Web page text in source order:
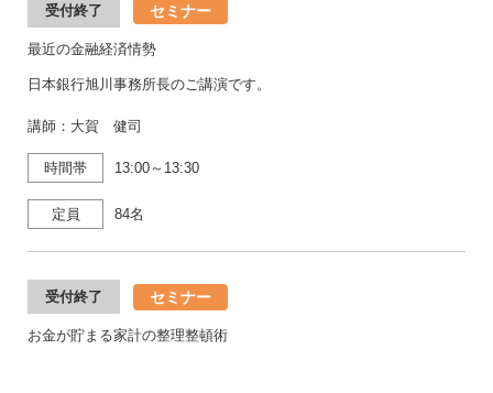
受付終了 セミナー
最近の金融経済情勢
日本銀行旭川事務所長のご講演です。
講師：大賀 健司
時間帯 13:00～13:30
定員 84名
受付終了 セミナー
お金が貯まる家計の整理整頓術